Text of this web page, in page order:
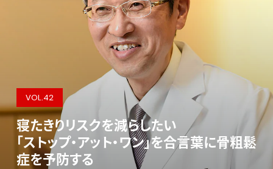
VOL.42
寝たきりリスクを減らしたい
「ストップ・アット・ワン」を合言葉に骨粗鬆
症を予防する